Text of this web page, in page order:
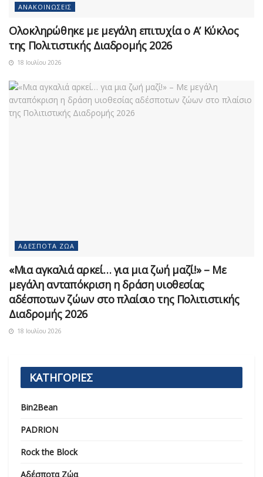
ΑΝΑΚΟΙΝΏΣΕΙΣ
Ολοκληρώθηκε με μεγάλη επιτυχία ο Α’ Κύκλος
της Πολιτιστικής Διαδρομής 2026
18 Ιουλίου 2026
ΑΔΈΣΠΟΤΑ ΖΏΑ
«Μια αγκαλιά αρκεί… για μια ζωή μαζί!» – Με
μεγάλη ανταπόκριση η δράση υιοθεσίας
αδέσποτων ζώων στο πλαίσιο της Πολιτιστικής
Διαδρομής 2026
18 Ιουλίου 2026
ΚΑΤΗΓΟΡΙΕΣ
Bin2Bean
PADRION
Rock the Block
Αδέσποτα Ζώα